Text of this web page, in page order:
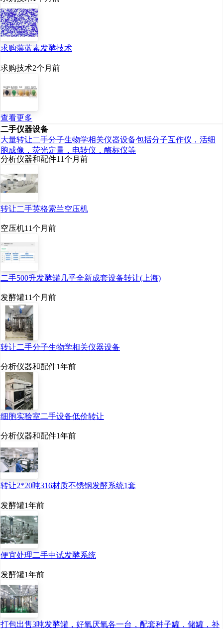
求购藻蓝素发酵技术
求购技术2个月前
查看更多
二手仪器设备
大量转让二手分子生物学相关仪器设备包括分子互作仪，活细
胞成像，荧光定量，电转仪，酶标仪等
分析仪器和配件11个月前
转让二手英格索兰空压机
空压机11个月前
二手500升发酵罐几乎全新成套设备转让(上海)
发酵罐11个月前
转让二手分子生物学相关仪器设备
分析仪器和配件1年前
细胞实验室二手设备低价转让
分析仪器和配件1年前
转让2*20吨316材质不锈钢发酵系统1套
发酵罐1年前
便宜处理二手中试发酵系统
发酵罐1年前
打包出售3吨发酵罐，好氧厌氧各一台，配套种子罐，储罐，补